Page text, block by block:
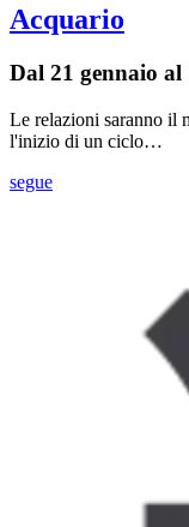
Acquario
Dal 21 gennaio al
Le relazioni saranno il
l'inizio di un ciclo…
segue